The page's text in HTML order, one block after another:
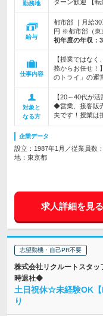
勤務地 ターン歓迎 【
給与
都市部 ｜月給
円 ※都市部（東
初年度の年収：
仕事内容
【授業ではな
務からお任せ！
のトライ」の運
対象と
なる方
【20～40代が
◆営業、接客販
夫です！授業は
企業データ
設立：1987年1月／従業員数
地：東京都
求人詳細を見る
志望動機・自己PR不要
株式会社リクルートスタ
時退社◆
土日祝休☆未経験OK
り